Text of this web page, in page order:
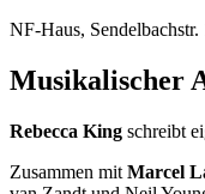
NF-Haus,
Musikalischer
Rebecca King schreibt
Zusammen mit Marcel